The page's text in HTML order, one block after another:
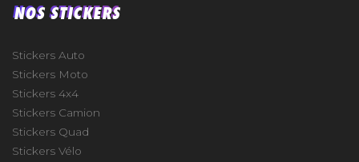
NOS STICKERS
Stickers Auto
Stickers Moto
Stickers 4x4
Stickers Camion
Stickers Quad
Stickers Vélo